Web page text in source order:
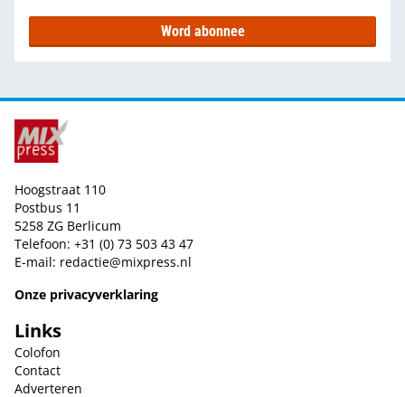
Word abonnee
Hoogstraat 110
Postbus 11
5258 ZG Berlicum
Telefoon: +31 (0) 73 503 43 47
E-mail: redactie@mixpress.nl
Onze privacyverklaring
Links
Colofon
Contact
Adverteren